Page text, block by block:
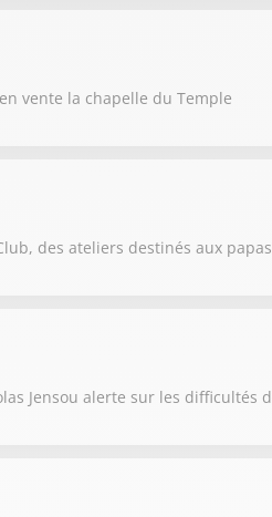
vente la chapelle du Temple
des ateliers destinés aux papas
Jensou alerte sur les difficultés